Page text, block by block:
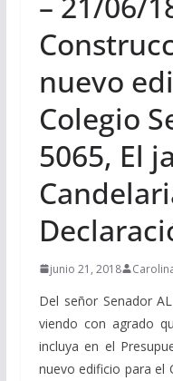
nuevo
Colegio
5065, El
junio 21, 2018
Del señor Senador
viendo con agrado
incluya en el
nuevo edificio para el